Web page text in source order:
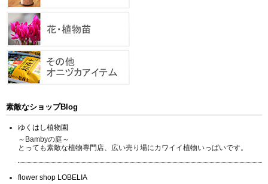
素敵なショップBlog
ゆくはし植物園
～Bambyの庭～
とっても素敵な植物専門店、広い売り場にカワイイ植物いっぱいです。
flower shop LOBELIA